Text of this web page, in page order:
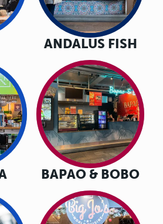
ANDALUS FISH
BAPAO & BOBO